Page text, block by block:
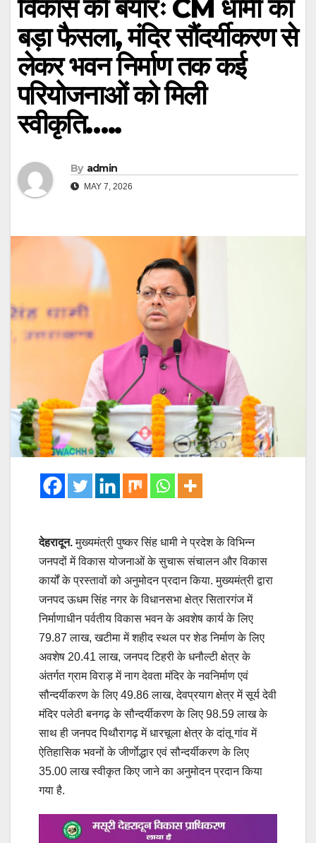
विकास की बयारः CM धामी का
बड़ा फैसला, मंदिर सौंदर्यीकरण से
लेकर भवन निर्माण तक कई
परियोजनाओं को मिली
स्वीकृति…..
By admin
MAY 7, 2026
देहरादून.मुख्यमंत्री पुष्कर सिंह धामी ने प्रदेश के विभिन्न
जनपदों में विकास योजनाओं के सुचारू संचालन और विकास
कार्यों के प्रस्तावों को अनुमोदन प्रदान किया. मुख्यमंत्री द्वारा
जनपद ऊधम सिंह नगर के विधानसभा क्षेत्र सितारगंज में
निर्माणाधीन पर्वतीय विकास भवन के अवशेष कार्य के लिए
79.87 लाख, खटीमा में शहीद स्थल पर शेड निर्माण के लिए
अवशेष 20.41 लाख, जनपद टिहरी के धनौल्टी क्षेत्र के
अंतर्गत ग्राम विराड़ में नाग देवता मंदिर के नवनिर्माण एवं
सौन्दर्यीकरण के लिए 49.86 लाख, देवप्रयाग क्षेत्र में सूर्य देवी
मंदिर पलेठी बनगढ़ के सौन्दर्यीकरण के लिए 98.59 लाख के
साथ ही जनपद पिथौरागढ़ में धारचूला क्षेत्र के दांतू गांव में
ऐतिहासिक भवनों के जीर्णाेद्धार एवं सौन्दर्यीकरण के लिए
35.00 लाख स्वीकृत किए जाने का अनुमोदन प्रदान किया
गया है.